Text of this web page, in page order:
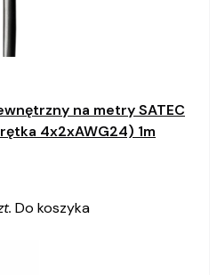
na metry SATEC
4x2xAWG24) 1m
Do koszyka